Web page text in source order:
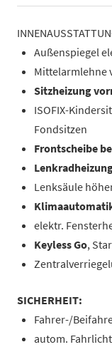
Außenspiegel
Mittelarmlehne
Sitzheizung
ISOFIX-
Fondsitzen
Frontscheibe
Lenksäule
elektr.
Keyless Go,
SICHERHEIT:
Fahrer-/
autom.